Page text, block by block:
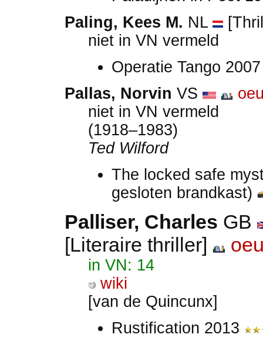
Paling, Kees M. NL
niet in VN vermeld
Operatie Tango
Pallas, Norvin VS
niet in VN vermeld
(1918–1983)
Ted Wilford
The locked safe
gesloten brandkast)
Palliser, Charles GB
[Literaire thriller]
in VN: 14
wiki
[van de Quincunx]
Rustification 2013